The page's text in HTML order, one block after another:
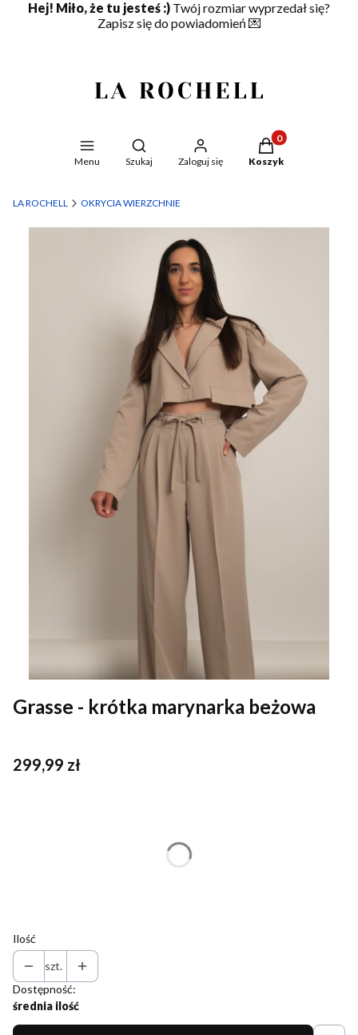
Hej! Miło, że tu jesteś :) Twój rozmiar wyprzedał się?
Zapisz się do powiadomień 💌
Menu
Otwórz wyszukiwarkę
Szukaj Zaloguj się
Produkty w
Koszyk
LA ROCHELL OKRYCIA WIERZCHNIE
Grasse - krótka marynarka beżowa
Cena
299,99 zł
Ilość
szt.
Dostępność:
średnia ilość